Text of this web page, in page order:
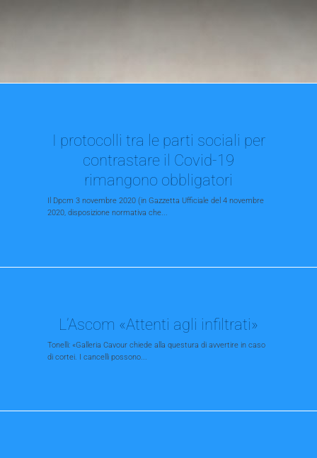
I protocolli tra le parti sociali per
contrastare il Covid-19
rimangono obbligatori
Il Dpcm 3 novembre 2020 (in Gazzetta Ufficiale del 4 novembre
2020, disposizione normativa che...
L’Ascom «Attenti agli infiltrati»
Tonelli: «Galleria Cavour chiede alla questura di avvertire in caso
di cortei. I cancelli possono...